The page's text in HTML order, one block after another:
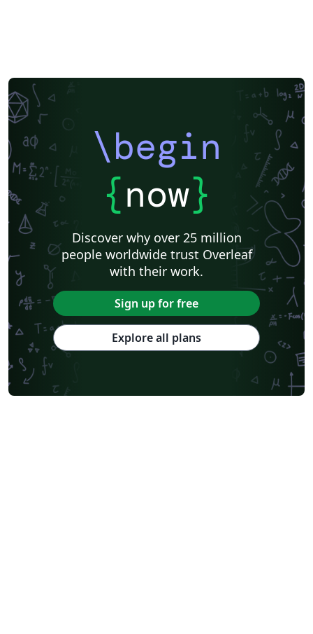
\begin
{now}
Discover why over 25 million
people worldwide trust Overleaf
with their work.
Sign up for free
Explore all plans